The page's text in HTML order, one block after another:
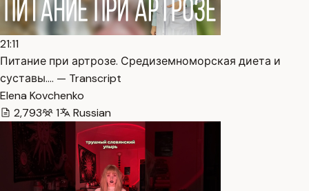
21:11
Питание при артрозе. Средиземноморская диета и
суставы.… — Transcript
Elena Kovchenko
2,793
1 Russian